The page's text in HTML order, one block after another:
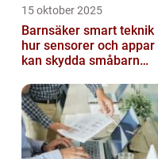
15 oktober 2025
Barnsäker smart teknik
hur sensorer och appar
kan skydda småbarn